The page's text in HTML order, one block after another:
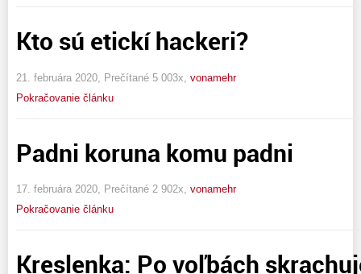
Kto sú etickí hackeri?
21. februára 2020, Prečítané 5 003x, vonamehr
Pokračovanie článku
Padni koruna komu padni
17. februára 2020, Prečítané 2 902x, vonamehr
Pokračovanie článku
Kreslenka: Po voľbách